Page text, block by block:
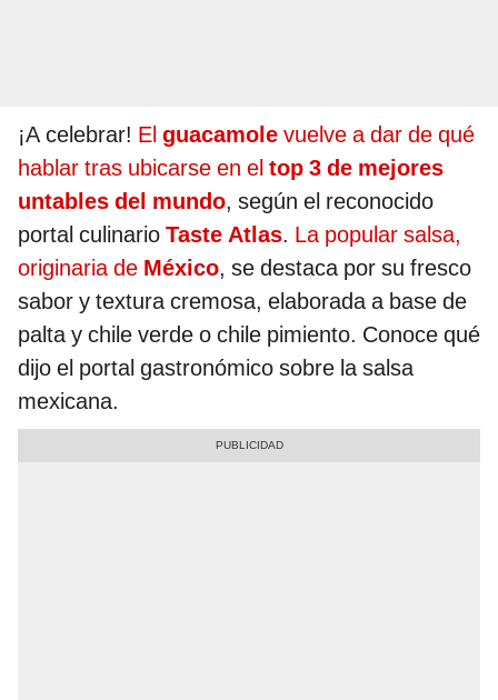
¡A celebrar! El guacamole vuelve a dar de qué
hablar tras ubicarse en el top 3 de mejores
untables del mundo, según el reconocido
portal culinario Taste Atlas. La popular salsa,
originaria de México, se destaca por su fresco
sabor y textura cremosa, elaborada a base de
palta y chile verde o chile pimiento. Conoce qué
dijo el portal gastronómico sobre la salsa
mexicana.